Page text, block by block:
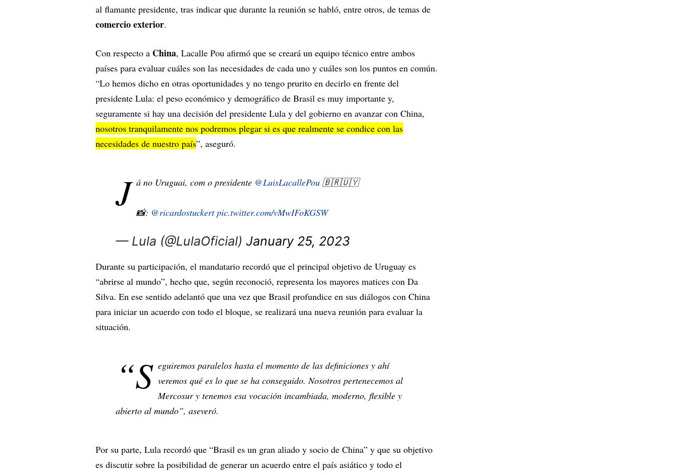
al flamante presidente, tras indicar que durante la reunión se habló, entre otros, de temas de
comercio exterior.
Con respecto a China, Lacalle Pou afirmó que se creará un equipo técnico entre ambos
países para evaluar cuáles son las necesidades de cada uno y cuáles son los puntos en común.
“Lo hemos dicho en otras oportunidades y no tengo prurito en decirlo en frente del
presidente Lula: el peso económico y demográfico de Brasil es muy importante y,
seguramente si hay una decisión del presidente Lula y del gobierno en avanzar con China,
nosotros tranquilamente nos podremos plegar si es que realmente se condice con las
necesidades de nuestro país”, aseguró.
J á no Uruguai, com o presidente @LuisLacallePou 🇧🇷🇺🇾
📸: @ricardostuckert pic.twitter.com/vMwIFoKGSW
— Lula (@LulaOficial) January 25, 2023
Durante su participación, el mandatario recordó que el principal objetivo de Uruguay es
“abrirse al mundo”, hecho que, según reconoció, representa los mayores matices con Da
Silva. En ese sentido adelantó que una vez que Brasil profundice en sus diálogos con China
para iniciar un acuerdo con todo el bloque, se realizará una nueva reunión para evaluar la
situación.
“S eguiremos paralelos hasta el momento de las definiciones y ahí
veremos qué es lo que se ha conseguido. Nosotros pertenecemos al
Mercosur y tenemos esa vocación incambiada, moderno, flexible y
abierto al mundo”, aseveró.
Por su parte, Lula recordó que “Brasil es un gran aliado y socio de China” y que su objetivo
es discutir sobre la posibilidad de generar un acuerdo entre el país asiático y todo el